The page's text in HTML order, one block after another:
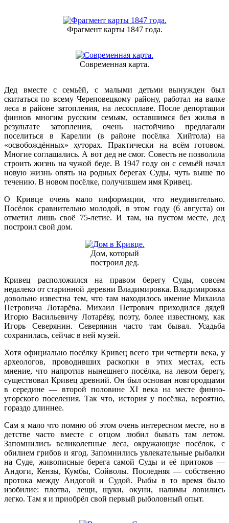
Фрагмент карты 1847 года.
Современная карта.
Дед вместе с семьёй, с малыми детьми вынужден был
скитаться по всему Череповецкому району, работал на валке
леса в районе затопления, на лесосплаве. После депортации
финнов многим русским семьям, оставшимся без жилья в
результате затопления, очень настойчиво предлагали
поселиться в Карелии (в районе посёлка Хийтола) на
«освобождённых» хуторах. Практически на всём готовом.
Многие соглашались. А вот дед не смог. Совесть не позволила
строить жизнь на чужой беде. В 1947 году он с семьёй начал
новую жизнь опять на родных берегах Суды, чуть выше по
течению. В новом посёлке, получившем имя Кривец.
О Кривце очень мало информации, что неудивительно.
Посёлок сравнительно молодой, в этом году (6 августа) он
отметил лишь своё 75-летие. И там, на пустом месте, дед
построил свой дом.
Дом, который
построил дед.
Кривец расположился на правом берегу Суды, совсем
недалеко от старинной деревни Владимировка. Владимировка
довольно известна тем, что там находилось имение Михаила
Петровича Лотарёва. Михаил Петрович приходился дядей
Игорю Васильевичу Лотарёву, поэту, более известному, как
Игорь Северянин. Северянин часто там бывал. Усадьба
сохранилась, сейчас в ней музей.
Хотя официально посёлку Кривец всего три четверти века, у
археологов, проводивших раскопки в этих местах, есть
мнение, что напротив нынешнего посёлка, на левом берегу,
существовал Кривец древний. Он был основан новгородцами
в середине — второй половине XI века на месте финно-
угорского поселения. Так что, история у посёлка, вероятно,
гораздо длиннее.
Сам я мало что помню об этом очень интересном месте, но в
детстве часто вместе с отцом любил бывать там летом.
Запомнились великолепные леса, окружающие посёлок, с
обилием грибов и ягод. Запомнились увлекательные рыбалки
на Суде, живописные берега самой Суды и её притоков —
Андоги, Кензы, Кумбы, Сойволы. Последняя — собственно
протока между Андогой и Судой. Рыбы в то время было
изобилие: плотва, лещи, щуки, окуни, налимы ловились
легко. Там я и приобрёл свой первый рыболовный опыт.